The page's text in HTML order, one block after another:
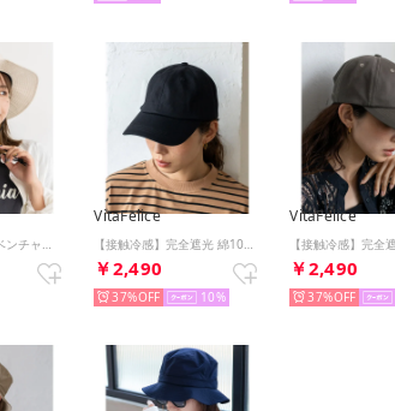
VitaFelice
￥2,490
37% 10
VitaFelice
￥2,490
37%